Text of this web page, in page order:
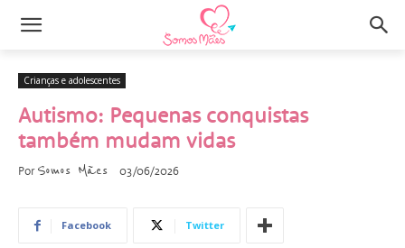
Crianças e adolescentes
Autismo: Pequenas conquistas
também mudam vidas
Por Somos Mães 03/06/2026
Facebook Twitter